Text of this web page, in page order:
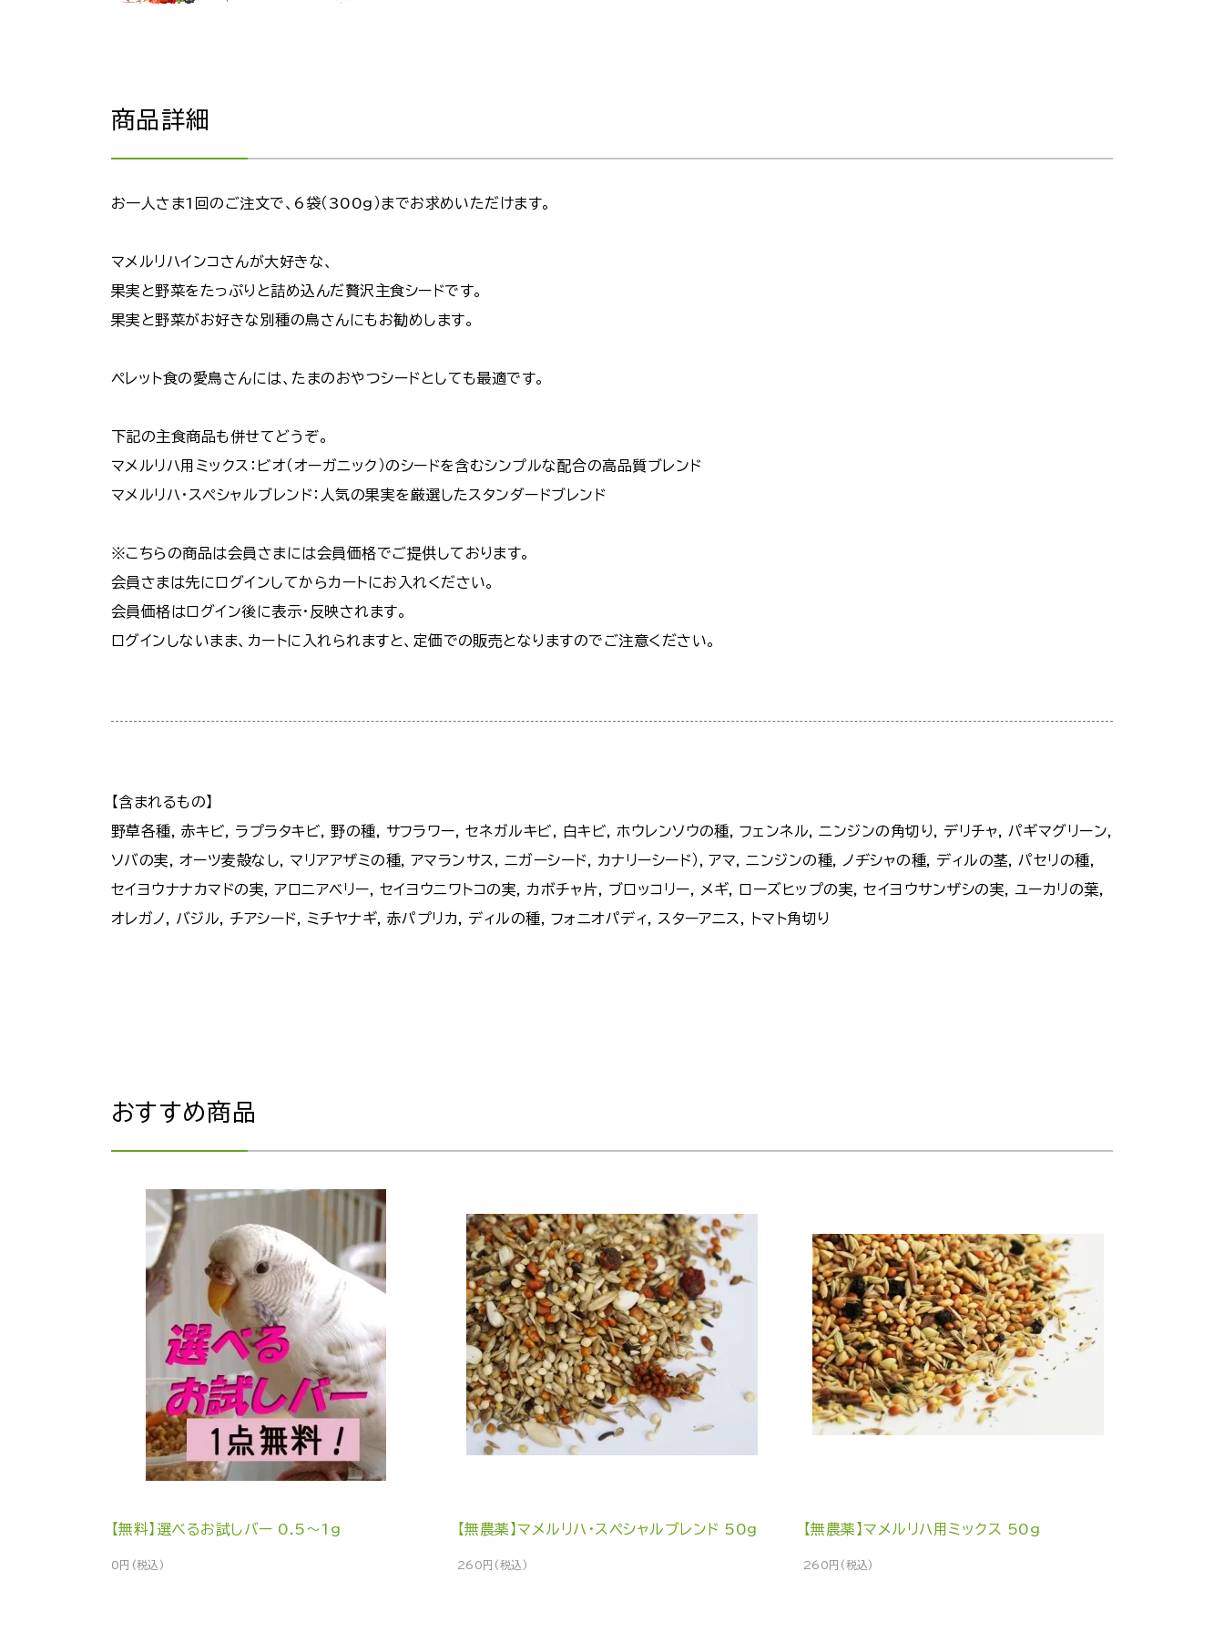
商品詳細
お一人さま1回のご注文で、6袋（300g）までお求めいただけます。
マメルリハインコさんが大好きな、
果実と野菜をたっぷりと詰め込んだ贅沢主食シードです。
果実と野菜がお好きな別種の鳥さんにもお勧めします。
ペレット食の愛鳥さんには、たまのおやつシードとしても最適です。
下記の主食商品も併せてどうぞ。
マメルリハ用ミックス：ビオ（オーガニック）のシードを含むシンプルな配合の高品質ブレンド
マメルリハ・スペシャルブレンド：人気の果実を厳選したスタンダードブレンド
※こちらの商品は会員さまには会員価格でご提供しております。
会員さまは先にログインしてからカートにお入れください。
会員価格はログイン後に表示・反映されます。
ログインしないまま、カートに入れられますと、定価での販売となりますのでご注意ください。
【含まれるもの】
野草各種, 赤キビ, ラプラタキビ, 野の種, サフラワー, セネガルキビ, 白キビ, ホウレンソウの種, フェンネル, ニンジンの角切り, デリチャ, パギマグリーン,
ソバの実, オーツ麦殻なし, マリアアザミの種, アマランサス, ニガーシード, カナリーシード）, アマ, ニンジンの種, ノヂシャの種, ディルの茎, パセリの種,
セイヨウナナカマドの実, アロニアベリー, セイヨウニワトコの実, カボチャ片, ブロッコリー, メギ, ローズヒップの実, セイヨウサンザシの実, ユーカリの葉,
オレガノ, バジル, チアシード, ミチヤナギ, 赤パプリカ, ディルの種, フォニオパディ, スターアニス, トマト角切り
おすすめ商品
【無料】選べるお試しバー 0.5～1g
0円(税込)
【無農薬】マメルリハ・スペシャルブレンド 50g
260円(税込)
【無農薬】マメルリハ用ミックス 50g
260円(税込)